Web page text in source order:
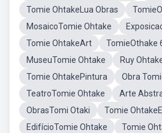
Tomie OhtakeLua Obras
MosaicoTomie Ohtake
Tomie OhtakeArt
TomieOthake
MuseuTomie Ohtake
Ruy
Tomie OhtakePintura
Obra
TeatroTomie Ohtake
Arte
ObrasTomi Otaki
Tomie
EdifícioTomie Ohtake
Tomie